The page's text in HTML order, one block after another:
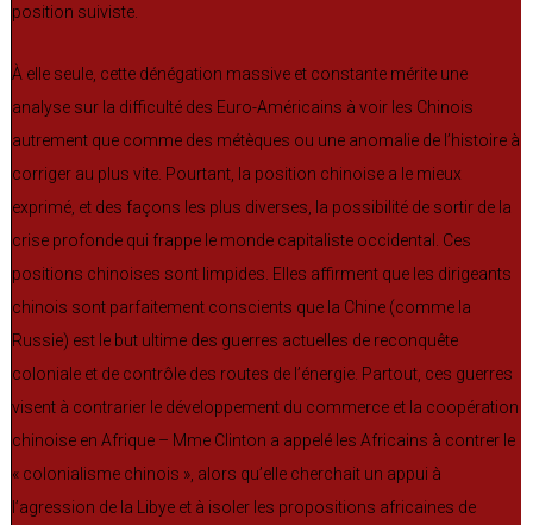
position suiviste.
À elle seule, cette dénégation massive et constante mérite une
analyse sur la difficulté des Euro-Américains à voir les Chinois
autrement que comme des métèques ou une anomalie de l’histoire à
corriger au plus vite. Pourtant, la position chinoise a le mieux
exprimé, et des façons les plus diverses, la possibilité de sortir de la
crise profonde qui frappe le monde capitaliste occidental. Ces
positions chinoises sont limpides. Elles affirment que les dirigeants
chinois sont parfaitement conscients que la Chine (comme la
Russie) est le but ultime des guerres actuelles de reconquête
coloniale et de contrôle des routes de l’énergie. Partout, ces guerres
visent à contrarier le développement du commerce et la coopération
chinoise en Afrique – Mme Clinton a appelé les Africains à contrer le
« colonialisme chinois », alors qu’elle cherchait un appui à
l’agression de la Libye et à isoler les propositions africaines de